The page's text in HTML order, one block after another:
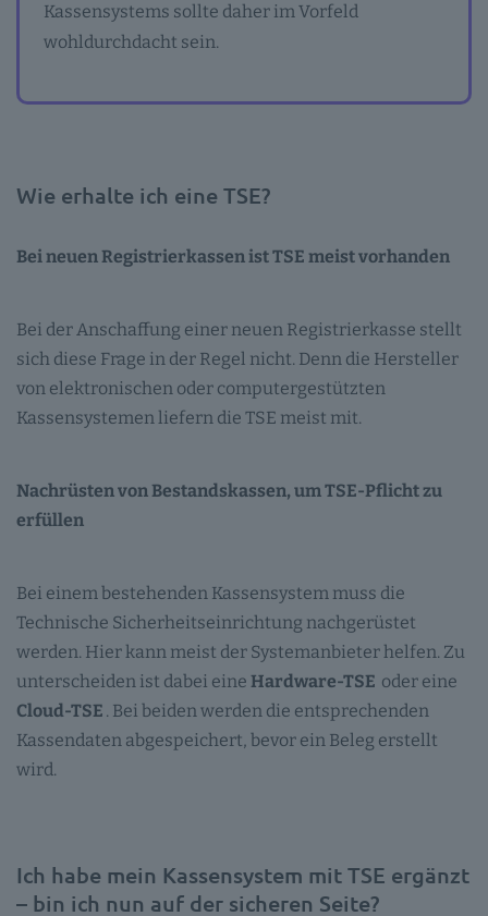
Kassensystems sollte daher im Vorfeld
wohldurchdacht sein.
Wie erhalte ich eine TSE?
Bei neuen Registrierkassen ist TSE meist vorhanden
Bei der Anschaffung einer neuen Registrierkasse stellt
sich diese Frage in der Regel nicht. Denn die Hersteller
von elektronischen oder computergestützten
Kassensystemen liefern die TSE meist mit.
Nachrüsten von Bestandskassen, um TSE-Pflicht zu
erfüllen
Bei einem bestehenden Kassensystem muss die
Technische Sicherheitseinrichtung nachgerüstet
werden. Hier kann meist der Systemanbieter helfen. Zu
unterscheiden ist dabei eine Hardware-TSE oder eine
Cloud-TSE . Bei beiden werden die entsprechenden
Kassendaten abgespeichert, bevor ein Beleg erstellt
wird.
Ich habe mein Kassensystem mit TSE ergänzt
– bin ich nun auf der sicheren Seite?